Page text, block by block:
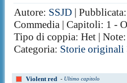
Autore: SSJD |
Commedia | Capitoli: 1 -
Tipo di coppia: Het |
Categoria: Storie originali
Violent red - Ultimo capitolo